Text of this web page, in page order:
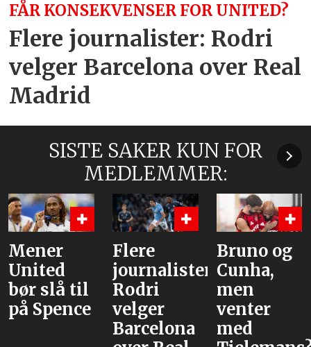
FÅR KONSEKVENSER FOR UNITED?
Flere journalister: Rodri
velger Barcelona over Real
Madrid
SISTE SAKER KUN FOR
MEDLEMMER:
Flere
journalister:
Rodri
velger
Bruno og
Cunha,
men
venter
med
Hva er